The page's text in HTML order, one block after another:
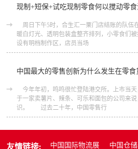
现制+短保+试吃现制零食何以搅动零食
周日下午5时，合生汇一栗门店结账的队伍
暖白灯光、透明包装盒整齐排列，小零食们
设有明档制作区，店员当场
中国最大的零售创新为什么发生在零食
今年年初，鸣鸣很忙登陆港交所。上市当
于一家卖薯片、辣条、可乐和面包的公司来
识。 过去二十年，中国零售行
友情链接: 中国国际物流展 中国仓